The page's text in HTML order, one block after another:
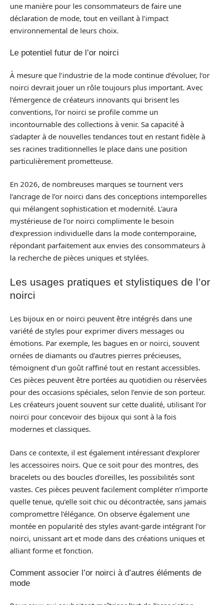
une manière pour les consommateurs de faire une
déclaration de mode, tout en veillant à l’impact
environnemental de leurs choix.
Le potentiel futur de l’or noirci
À mesure que l’industrie de la mode continue d’évoluer, l’or
noirci devrait jouer un rôle toujours plus important. Avec
l’émergence de créateurs innovants qui brisent les
conventions, l’or noirci se profile comme un
incontournable des collections à venir. Sa capacité à
s’adapter à de nouvelles tendances tout en restant fidèle à
ses racines traditionnelles le place dans une position
particulièrement prometteuse.
En 2026, de nombreuses marques se tournent vers
l’ancrage de l’or noirci dans des conceptions intemporelles
qui mélangent sophistication et modernité. L’aura
mystérieuse de l’or noirci complimente le besoin
d’expression individuelle dans la mode contemporaine,
répondant parfaitement aux envies des consommateurs à
la recherche de pièces uniques et stylées.
Les usages pratiques et stylistiques de l’or
noirci
Les bijoux en or noirci peuvent être intégrés dans une
variété de styles pour exprimer divers messages ou
émotions. Par exemple, les bagues en or noirci, souvent
ornées de diamants ou d’autres pierres précieuses,
témoignent d’un goût raffiné tout en restant accessibles.
Ces pièces peuvent être portées au quotidien ou réservées
pour des occasions spéciales, selon l’envie de son porteur.
Les créateurs jouent souvent sur cette dualité, utilisant l’or
noirci pour concevoir des bijoux qui sont à la fois
modernes et classiques.
Dans ce contexte, il est également intéressant d’explorer
les accessoires noirs. Que ce soit pour des montres, des
bracelets ou des boucles d’oreilles, les possibilités sont
vastes. Ces pièces peuvent facilement compléter n’importe
quelle tenue, qu’elle soit chic ou décontractée, sans jamais
compromettre l’élégance. On observe également une
montée en popularité des styles avant-garde intégrant l’or
noirci, unissant art et mode dans des créations uniques et
alliant forme et fonction.
Comment associer l’or noirci à d’autres éléments de
mode